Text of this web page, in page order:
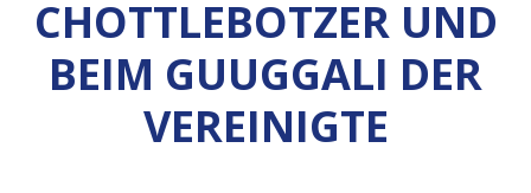
CHOTTLEBOTZER UND
BEIM GUUGGALI DER
VEREINIGTE